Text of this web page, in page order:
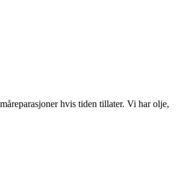
hvis tiden tillater. Vi har olje,